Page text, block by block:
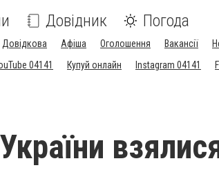
Довідник Погода
Довідкова Афіша Оголошення Вакансії
04141 Купуй онлайн Instagram 04141